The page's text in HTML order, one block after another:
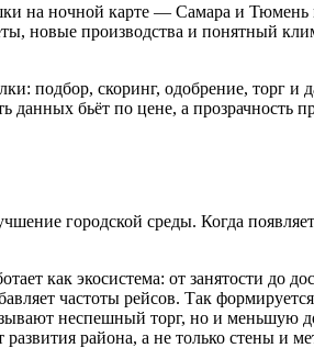
на ночной карте — Самара и
новые производства и понятный
подбор, скоринг, одобрение, торг
бьёт по цене, а прозрачность
городской среды. Когда
как экосистема: от занятости до
частоты рейсов. Так
неспешный торг, но и
района, а не только стены и